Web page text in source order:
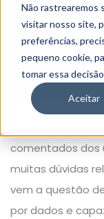
Não rastrearemos
visitar nosso site,
preferências,
pequeno cookie,
tomar essa
Aceitar
comentados dos
muitas dúvidas
vem a questão
por dados e